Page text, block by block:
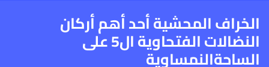
الخراف المحشية أحد أهم أركان
النضالات الفتحاوية ال5 على
الساحةالنمساوية